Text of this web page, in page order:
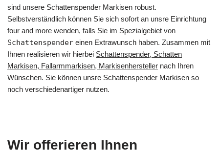
sind unsere Schattenspender Markisen robust.
Selbstverständlich können Sie sich sofort an unsre Einrichtung
four and more wenden, falls Sie im Spezialgebiet von
Schattenspender einen Extrawunsch haben. Zusammen mit
Ihnen realisieren wir hierbei Schattenspender, Schatten
Markisen, Fallarmmarkisen, Markisenhersteller nach Ihren
Wünschen. Sie können unsre Schattenspender Markisen so
noch verschiedenartiger nutzen.
Wir offerieren Ihnen